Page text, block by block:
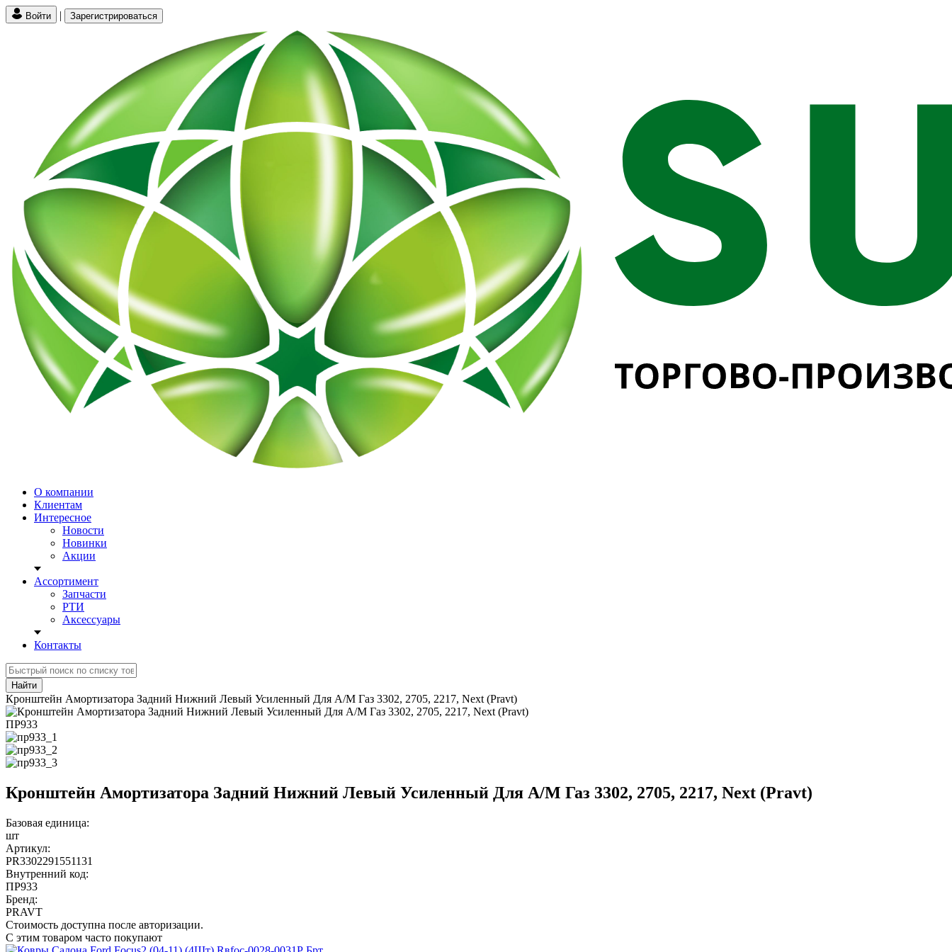
Войти | Зарегистрироваться
О компании
Клиентам
Интересное
Новости
Новинки
Акции
Ассортимент
Запчасти
РТИ
Аксессуары
Контакты
Найти
Кронштейн Амортизатора Задний Нижний Левый Усиленный Для А/М Газ 3302, 2705, 2217, Next (Pravt)
ПР933
Кронштейн Амортизатора Задний Нижний Левый Усиленный Для А/М Газ 3302, 2705, 2217, Next (Pravt)
Базовая единица:
шт
Артикул:
PR3302291551131
Внутренний код:
ПР933
Бренд:
PRAVT
Стоимость доступна после авторизации.
С этим товаром часто покупают